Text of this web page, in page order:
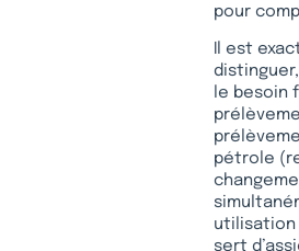
pour
Il est
le besoin
pétrole
utilisation
sert